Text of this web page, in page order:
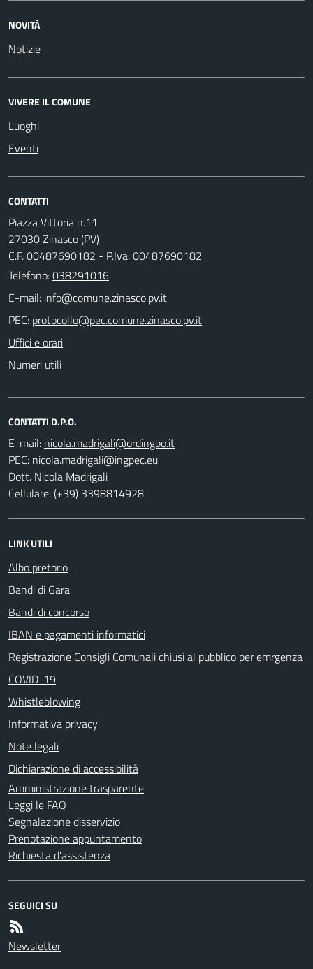
NOVITÀ
Notizie
VIVERE IL COMUNE
Luoghi
Eventi
CONTATTI
Piazza Vittoria n.11
27030 Zinasco (PV)
C.F. 00487690182 - P.Iva: 00487690182
Telefono:038291016
E-mail:
PEC:
Uffici e orari
Numeri utili
CONTATTI D.P.O.
E-mail:
PEC:
Dott. Nicola Madrigali
Cellulare: (+39) 3398814928
LINK UTILI
Albo pretorio
Bandi di Gara
Bandi di concorso
IBAN e pagamenti informatici
Registrazione Consigli Comunali chiusi al pubblico per emrgenza
COVID-19
Whistleblowing
Informativa privacy
Note legali
Dichiarazione di accessibilità
Amministrazione trasparente
Leggi le FAQ
Segnalazione disservizio
Prenotazione appuntamento
Richiesta d'assistenza
SEGUICI SU
Newsletter